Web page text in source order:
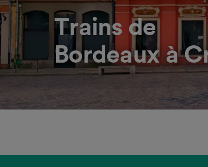
Trains de
Bordeaux à